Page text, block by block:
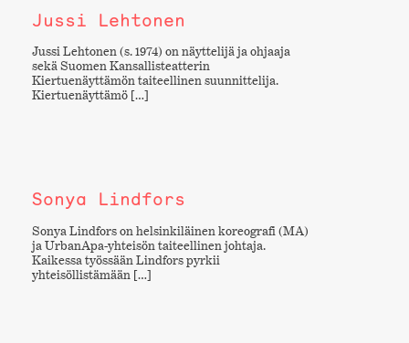
Jussi Lehtonen
Jussi Lehtonen (s. 1974) on näyttelijä ja ohjaaja
sekä Suomen Kansallisteatterin
Kiertuenäyttämön taiteellinen suunnittelija.
Kiertuenäyttämö […]
Sonya Lindfors
Sonya Lindfors on helsinkiläinen koreografi (MA)
ja UrbanApa-yhteisön taiteellinen johtaja.
Kaikessa työssään Lindfors pyrkii
yhteisöllistämään […]